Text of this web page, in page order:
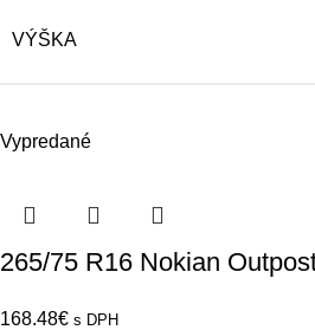
VÝŠKA
Vypredané
265/75 R16 Nokian
168.48€ s DPH